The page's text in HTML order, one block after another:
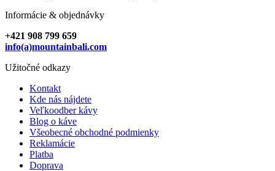
Informácie & objednávky
+421 908 799 659
info(a)mountainbali.com
Užitočné odkazy
Kontakt
Kde nás nájdete
Veľkoodber kávy
Blog o káve
Všeobecné obchodné podmienky
Reklamácie
Platba
Doprava